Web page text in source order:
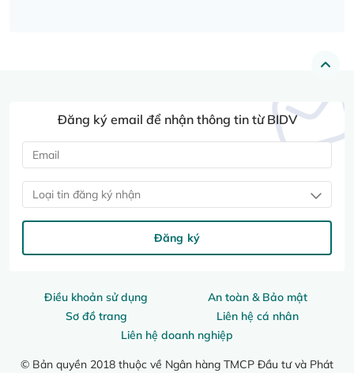
Điều khoản sử dụng
An toàn & Bảo mật
Sơ đồ trang
Liên hệ cá nhân
Liên hệ doanh nghiệp
© Bản quyền 2018 thuộc về Ngân hàng TMCP Đầu tư và Phát
Đăng ký email để nhận thông tin từ BIDV
Loại tin đăng ký nhận
Đăng ký